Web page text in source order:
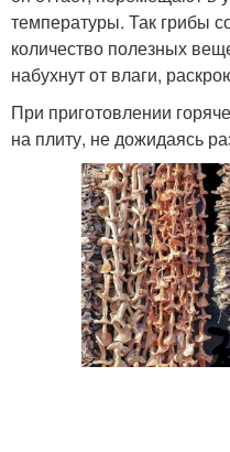
температуры. Так грибы
количество полезных
набухнут от влаги,
При приготовлении
на плиту, не дожидаясь